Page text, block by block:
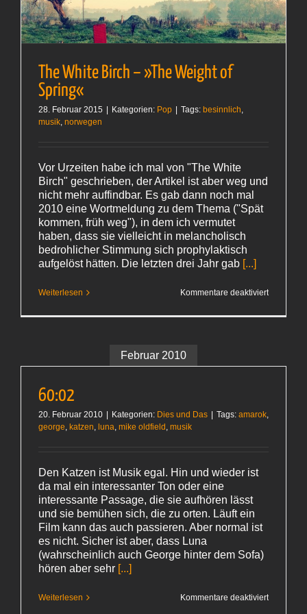
The White Birch – »The Weight of
Spring«
28. Februar 2015 Kategorien: Pop Tags: besinnlich,
musik, norwegen
Vor Urzeiten habe ich mal von "The White
Birch" geschrieben, der Artikel ist aber weg und
nicht mehr auffindbar. Es gab dann noch mal
2010 eine Wortmeldung zu dem Thema ("Spät
kommen, früh weg"), in dem ich vermutet
haben, dass sie vielleicht in melancholisch
bedrohlicher Stimmung sich prophylaktisch
aufgelöst hätten. Die letzten drei Jahr gab [...]
Weiterlesen Kommentare deaktiviertfür
of
Februar 2010
60:02
20. Februar 2010 Kategorien: Dies und Das Tags: amarok,
george, katzen, luna, mike oldfield , musik
Den Katzen ist Musik egal. Hin und wieder ist
da mal ein interessanter Ton oder eine
interessante Passage, die sie aufhören lässt
und sie bemühen sich, die zu orten. Läuft ein
Film kann das auch passieren. Aber normal ist
es nicht. Sicher ist aber, dass Luna
(wahrscheinlich auch George hinter dem Sofa)
hören aber sehr [...]
Weiterlesen Kommentare deaktiviertfür